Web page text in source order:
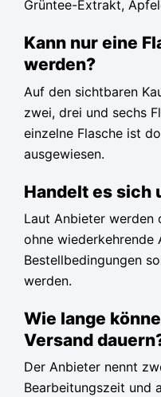
Grüntee-Extrakt,
Kann nur eine
werden?
Auf den sichtbaren
zwei, drei und sechs
einzelne Flasche ist
ausgewiesen.
Handelt es sich
Laut Anbieter werden
ohne wiederkehrende
Bestellbedingungen
werden.
Wie lange
Versand
Der Anbieter nennt
Bearbeitungszeit und